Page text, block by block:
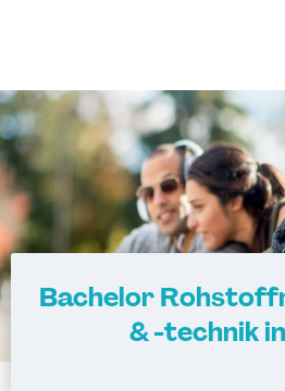
forstwirtschaftlicher
Universitätslehrgang
Universitätslehrgang
Green.Building.Solutions
Universitätslehrgang Life-
Protection Systems (CP)
Universitätslehrgang
Bachelor
& -technik